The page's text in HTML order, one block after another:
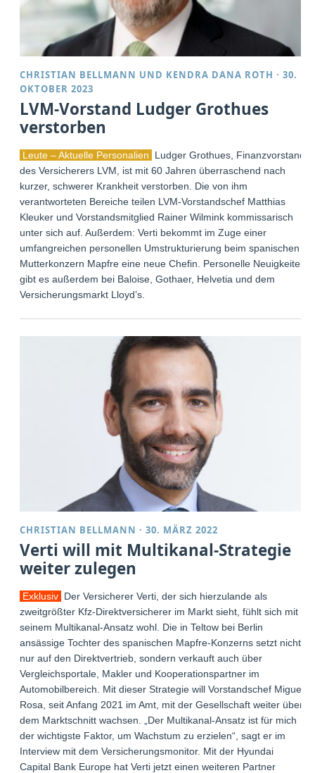
CHRISTIAN BELLMANN UND KENDRA DANA ROTH ·30.
OKTOBER 2023
LVM-Vorstand Ludger Grothues
verstorben
Leute – Aktuelle Personalien
Ludger Grothues, Finanzvorstand
des Versicherers LVM, ist mit 60 Jahren überraschend nach
kurzer, schwerer Krankheit verstorben. Die von ihm
verantworteten Bereiche teilen LVM-Vorstandschef Matthias
Kleuker und Vorstandsmitglied Rainer Wilmink kommissarisch
unter sich auf. Außerdem: Verti bekommt im Zuge einer
umfangreichen personellen Umstrukturierung beim spanischen
Mutterkonzern Mapfre eine neue Chefin. Personelle Neuigkeiten
gibt es außerdem bei Baloise, Gothaer, Helvetia und dem
Versicherungsmarkt Lloyd’s.
CHRISTIAN BELLMANN ·30. MÄRZ 2022
Verti will mit Multikanal-Strategie
weiter zulegen
Exklusiv Der Versicherer Verti, der sich hierzulande als
zweitgrößter Kfz-Direktversicherer im Markt sieht, fühlt sich mit
seinem Multikanal-Ansatz wohl. Die in Teltow bei Berlin
ansässige Tochter des spanischen Mapfre-Konzerns setzt nicht
nur auf den Direktvertrieb, sondern verkauft auch über
Vergleichsportale, Makler und Kooperationspartner im
Automobilbereich. Mit dieser Strategie will Vorstandschef Miguel
Rosa, seit Anfang 2021 im Amt, mit der Gesellschaft weiter über
dem Marktschnitt wachsen. „Der Multikanal-Ansatz ist für mich
der wichtigste Faktor, um Wachstum zu erzielen“, sagt er im
Interview mit dem Versicherungsmonitor. Mit der Hyundai
Capital Bank Europe hat Verti jetzt einen weiteren Partner